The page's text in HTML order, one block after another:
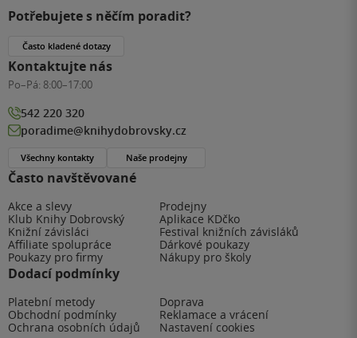
Často navštěvované
Akce a slevy
Prodejny
Klub Knihy Dobrovský
Aplikace KDčko
Knižní závisláci
Festival knižních závisláků
Affiliate spolupráce
Dárkové poukazy
Poukazy pro firmy
Nákupy pro školy
Dodací podmínky
Platební metody
Doprava
Obchodní podmínky
Reklamace a vrácení
Ochrana osobních údajů
Nastavení cookies
Potřebujete s něčím poradit?
Často kladené dotazy
Kontaktujte nás
Po–Pá: 8:00–17:00
542 220 320
poradime@knihydobrovsky.cz
Všechny kontakty Naše prodejny